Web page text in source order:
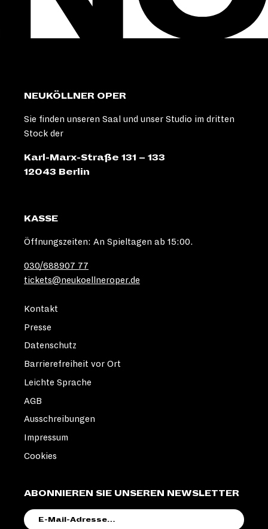
NEUKÖLLNER OPER
Sie finden unseren Saal und unser Studio im dritten
Stock der
Karl-Marx-Straße 131 – 133
12043 Berlin
KASSE
Öffnungszeiten: An Spieltagen ab 15:00.
030/688907 77
tickets@neukoellneroper.de
ABONNIEREN SIE UNSEREN NEWSLETTER
MAIL-
Kontakt
Presse
Datenschutz
Barrierefreiheit vor Ort
Leichte Sprache
AGB
Ausschreibungen
Impressum
Cookies